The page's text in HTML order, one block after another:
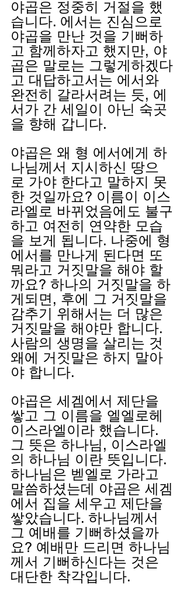
야곱은 정중히 거절을 했
습니다. 에서는 진심으로
야곱을 만난 것을 기뻐하
고 함께하자고 했지만, 야
곱은 말로는 그렇게하겠다
고 대답하고서는 에서와
완전히 갈라서려는 듯, 에
서가 간 세일이 아닌 숙곳
을 향해 갑니다.
야곱은 왜 형 에서에게 하
나님께서 지시하신 땅으
로 가야 한다고 말하지 못
한 것일까요? 이름이 이스
라엘로 바뀌었음에도 불구
하고 여전히 연약한 모습
을 보게 됩니다. 나중에 형
에서를 만나게 된다면 또
뭐라고 거짓말을 해야 할
까요? 하나의 거짓말을 하
게되면, 후에 그 거짓말을
감추기 위해서는 더 많은
거짓말을 해야만 합니다.
사람의 생명을 살리는 것
왜에 거짓말은 하지 말아
야 합니다.
야곱은 세겜에서 제단을
쌓고 그 이름을 엘엘로헤
이스라엘이라 했습니다.
그 뜻은 하나님, 이스라엘
의 하나님 이란 뜻입니다.
하나님은 벧엘로 가라고
말씀하셨는데 야곱은 세겜
에서 집을 세우고 제단을
쌓았습니다. 하나님께서
그 예배를 기뻐하셨을까
요? 예배만 드리면 하나님
께서 기뻐하신다는 것은
대단한 착각입니다.